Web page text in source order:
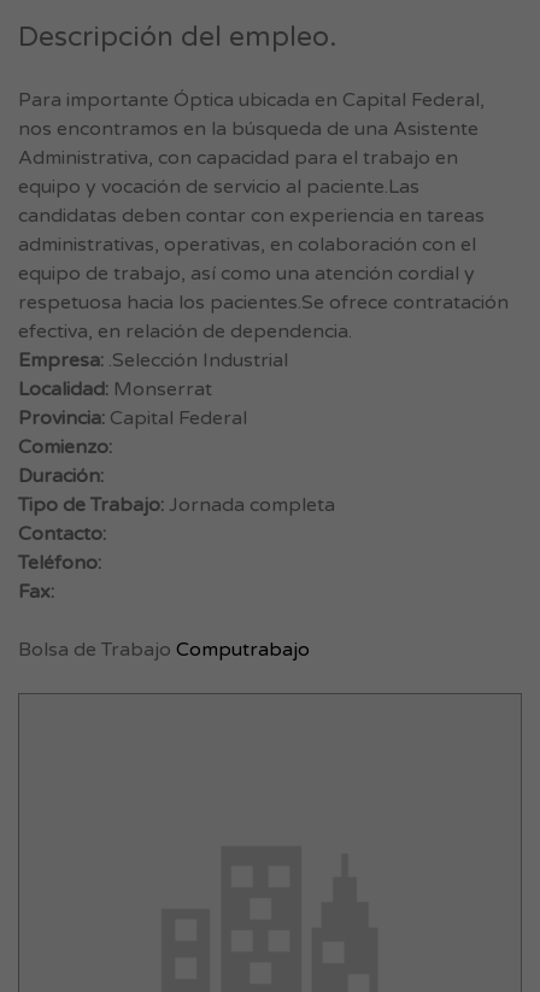
Descripción del empleo.
Para importante Óptica ubicada en Capital Federal,
nos encontramos en la búsqueda de una Asistente
Administrativa, con capacidad para el trabajo en
equipo y vocación de servicio al paciente.Las
candidatas deben contar con experiencia en tareas
administrativas, operativas, en colaboración con el
equipo de trabajo, así como una atención cordial y
respetuosa hacia los pacientes.Se ofrece contratación
efectiva, en relación de dependencia.
Empresa: .Selección Industrial
Localidad: Monserrat
Provincia: Capital Federal
Comienzo:
Duración:
Tipo de Trabajo: Jornada completa
Contacto:
Teléfono:
Fax:
Bolsa de Trabajo Computrabajo